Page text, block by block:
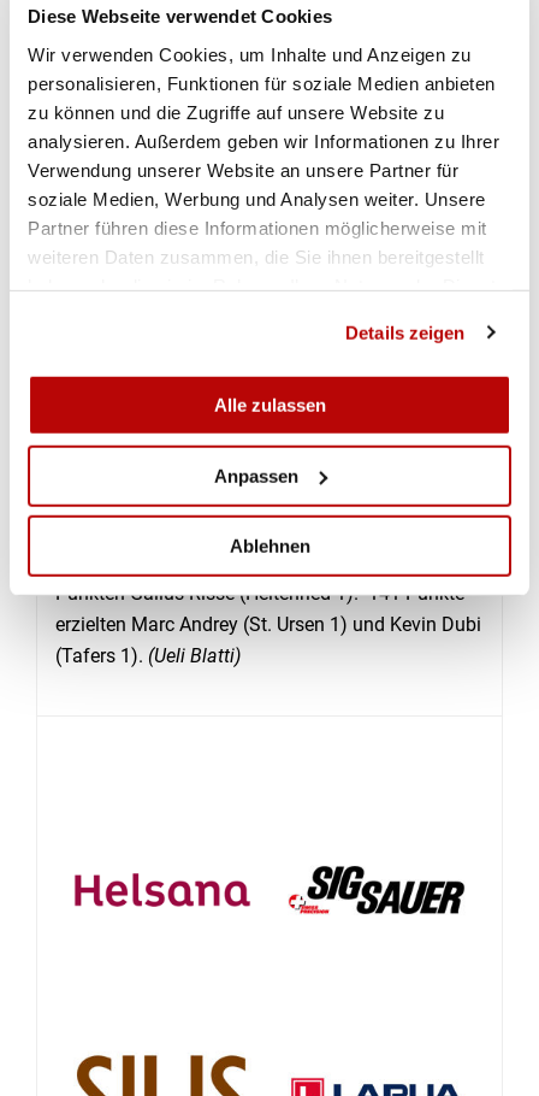
Diese Webseite verwendet Cookies
Wir verwenden Cookies, um Inhalte und Anzeigen zu
personalisieren, Funktionen für soziale Medien anbieten
zu können und die Zugriffe auf unsere Website zu
analysieren. Außerdem geben wir Informationen zu Ihrer
Verwendung unserer Website an unsere Partner für
soziale Medien, Werbung und Analysen weiter. Unsere
Partner führen diese Informationen möglicherweise mit
weiteren Daten zusammen, die Sie ihnen bereitgestellt
Details zeigen
Alle zulassen
Anpassen
Ablehnen
Vor einem Jahr im als Titelverteidiger im Endfinal
als klarer Favorit angetreten, zeigten die
Hauptörtler damals Nerven und belegten mit
einem Rückstand von 13 Punkten lediglich den
achten Schlussrang. Doch in diesem Jahr war
alles anders und sie kamen mit dem Druck
zurecht. Das Quintett Tafers 1 mit Kevin Dubi (141
Punkte), Jeanny Bapst (139 Punkte), Matthias
einem Gesamttotal von 684 Punkten den Sieg.
Silber ging an Plasselb 1 (678 Punkte), die mit
dem letzten Schuss die Vojahreszweiten Plaffeien-
Brünisried 2 mit einem Punkt Vorsprung auf den
Bronzeplatz verweisen konnten.
Die höchsten Tagesresultate erzielten mit 144
Punkten Gallus Risse (Heitenried 1). 141 Punkte
erzielten Marc Andrey (St. Ursen 1) und Kevin Dubi
(Tafers 1). (Ueli Blatti)